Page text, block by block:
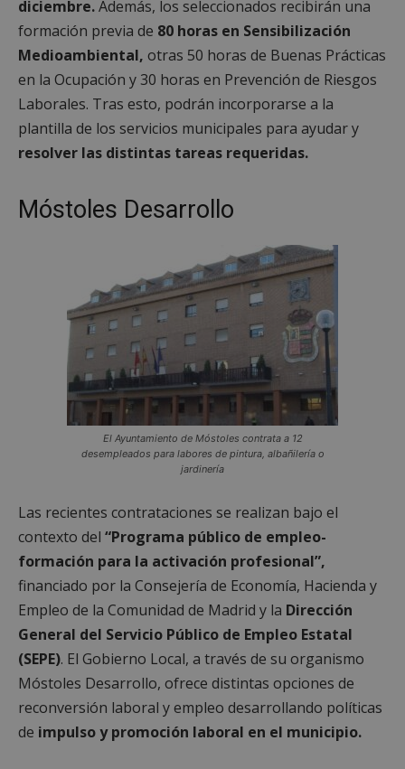
diciembre.Además, los seleccionados recibirán una
formación previa de 80 horas en Sensibilización
Medioambiental, otras 50 horas de Buenas Prácticas
en la Ocupación y 30 horas en Prevención de Riesgos
Laborales. Tras esto, podrán incorporarse a la
plantilla de los servicios municipales para ayudar y
resolver las distintas tareas requeridas.
Móstoles Desarrollo
El Ayuntamiento de Móstoles contrata a 12
desempleados para labores de pintura, albañilería o
jardinería
Las recientes contrataciones se realizan bajo el
contexto del “Programa público de empleo-
formación para la activación profesional”,
financiado por la Consejería de Economía, Hacienda y
Empleo de la Comunidad de Madrid y la Dirección
General del Servicio Público de Empleo Estatal
(SEPE). El Gobierno Local, a través de su organismo
Móstoles Desarrollo, ofrece distintas opciones de
reconversión laboral y empleo desarrollando políticas
de impulso y promoción laboral en el municipio.